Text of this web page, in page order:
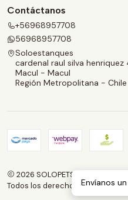
Contáctanos
+56968957708
56968957708
Soloestanques
cardenal raul silva henriquez
Macul - Macul
Región Metropolitana - Chile
2026 SOLOPETS.CL.
Todos los derechos reservados.
Envíanos